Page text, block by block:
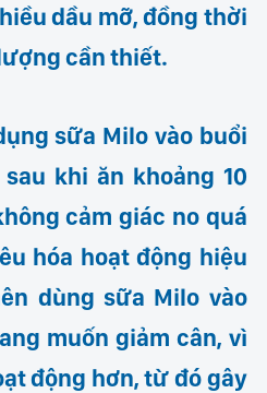
dầu mỡ, đồng thời
cần thiết.
sữa Milo vào buổi
khi ăn khoảng 10
cảm giác no quá
hóa hoạt động hiệu
dùng sữa Milo vào
muốn giảm cân, vì
động hơn, từ đó gây